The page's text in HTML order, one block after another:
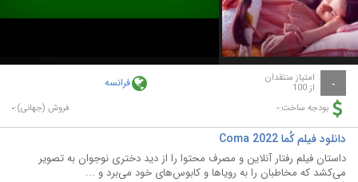
Video
- امتیاز منتقدان
از 100 فرانسه
بودجه ساخت:- فروش (جهانی):-
دانلود فیلم کُما Coma 2022
داستان فیلم رفتار آنلاین و مصرف محتوا را از دید دختری نوجوان به تصویر
می‌کشد که مخاطبان را به رویاها و کابوس‌های خود می‌برد و ...